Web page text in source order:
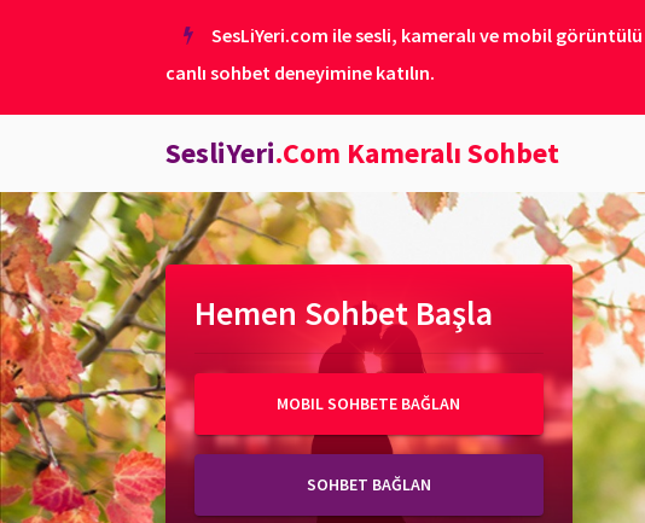
SesLiYeri.com ile sesli, kameralı ve mobil
canlı sohbet deneyimine katılın.
SesliYeri.Com Kameralı Sohbet
Hemen Sohbet Başla
MOBIL SOHBETE BAĞLAN
SOHBET BAĞLAN